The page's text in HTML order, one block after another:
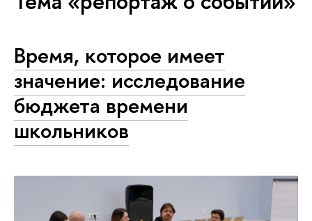
Время, которое имеет
значение: исследование
бюджета времени
школьников